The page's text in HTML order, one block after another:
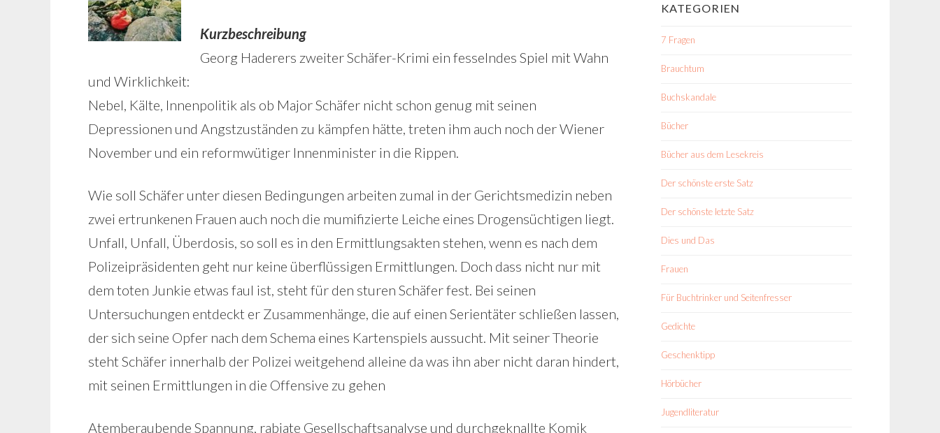
Kurzbeschreibung
Georg Haderers zweiter Schäfer-Krimi ein fesselndes Spiel mit Wahn
und Wirklichkeit:
Nebel, Kälte, Innenpolitik als ob Major Schäfer nicht schon genug mit seinen
Depressionen und Angstzuständen zu kämpfen hätte, treten ihm auch noch der Wiener
November und ein reformwütiger Innenminister in die Rippen.
Wie soll Schäfer unter diesen Bedingungen arbeiten zumal in der Gerichtsmedizin neben
zwei ertrunkenen Frauen auch noch die mumifizierte Leiche eines Drogensüchtigen liegt.
Unfall, Unfall, Überdosis, so soll es in den Ermittlungsakten stehen, wenn es nach dem
Polizeipräsidenten geht nur keine überflüssigen Ermittlungen. Doch dass nicht nur mit
dem toten Junkie etwas faul ist, steht für den sturen Schäfer fest. Bei seinen
Untersuchungen entdeckt er Zusammenhänge, die auf einen Serientäter schließen lassen,
der sich seine Opfer nach dem Schema eines Kartenspiels aussucht. Mit seiner Theorie
steht Schäfer innerhalb der Polizei weitgehend alleine da was ihn aber nicht daran hindert,
mit seinen Ermittlungen in die Offensive zu gehen
Atemberaubende Spannung, rabiate Gesellschaftsanalyse und durchgeknallte Komik
KATEGORIEN
7 Fragen
Brauchtum
Buchskandale
Bücher
Bücher aus dem Lesekreis
Der schönste erste Satz
Der schönste letzte Satz
Dies und Das
Frauen
Für Buchtrinker und Seitenfresser
Gedichte
Geschenktipp
Hörbücher
Jugendliteratur